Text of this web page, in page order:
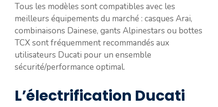
Tous les modèles sont compatibles avec les
meilleurs équipements du marché : casques Arai,
combinaisons Dainese, gants Alpinestars ou bottes
TCX sont fréquemment recommandés aux
utilisateurs Ducati pour un ensemble
sécurité/performance optimal.
L’électrification Ducati